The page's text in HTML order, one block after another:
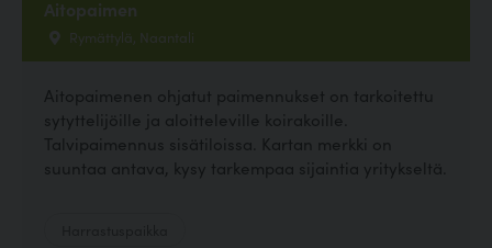
Aitopaimen
Rymättylä, Naantali
Aitopaimenen ohjatut paimennukset on tarkoitettu
sytyttelijöille ja aloitteleville koirakoille.
Talvipaimennus sisätiloissa. Kartan merkki on
suuntaa antava, kysy tarkempaa sijaintia yritykseltä.